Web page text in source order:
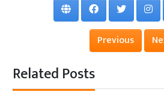
Previous
Related Posts